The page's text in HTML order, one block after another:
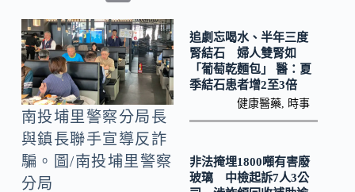
b
o
o
k
o
p
y
Li
n
k
南投埔里警察分局長
與鎮長聯手宣導反詐
騙。圖/南投埔里警察
分局
追劇忘喝水、半年三度
腎結石 婦人雙腎如
「葡萄乾麵包」 醫：夏
季結石患者增2至3倍
健康醫藥 時事
非法掩埋1800噸有害廢
玻璃 中檢起訴7人3公